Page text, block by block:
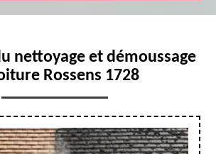
nettoyage et démoussage
Rossens 1728